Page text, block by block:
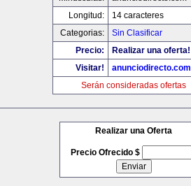
Longitud:
14 caracteres
Categorias:
Sin Clasificar
Precio:
Realizar una oferta!
Visitar!
anunciodirecto.com
Serán consideradas ofertas
Realizar una Oferta
Precio Ofrecido $